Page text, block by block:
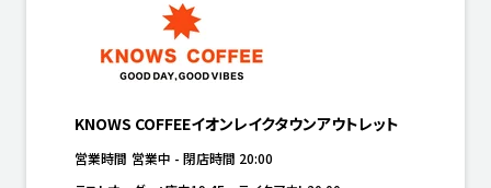
KNOWS COFFEEイオンレイクタウンアウトレット
営業時間 営業中 - 閉店時間 20:00